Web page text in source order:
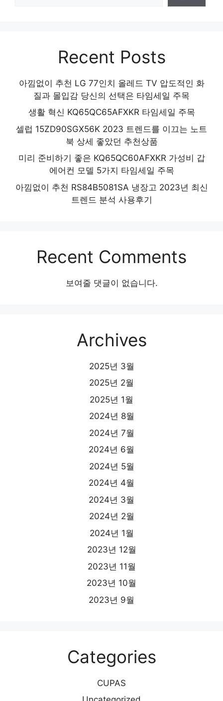
Recent Posts
아낌없이 추천 LG 77인치 올레드 TV 압도적인 화
질과 몰입감 당신의 선택은 타임세일 주목
생활 혁신 KQ65QC65AFXKR 타임세일 주목
셀럽 15ZD90SGX56K 2023 트렌드를 이끄는 노트
북 상세 좋았던 추천상품
미리 준비하기 좋은 KQ65QC60AFXKR 가성비 갑
에어컨 모델 5가지 타임세일 주목
아낌없이 추천 RS84B5081SA 냉장고 2023년 최신
트렌드 분석 사용후기
Recent Comments
보여줄 댓글이 없습니다.
Archives
2025년 3월
2025년 2월
2025년 1월
2024년 8월
2024년 7월
2024년 6월
2024년 5월
2024년 4월
2024년 3월
2024년 2월
2024년 1월
2023년 12월
2023년 11월
2023년 10월
2023년 9월
Categories
CUPAS